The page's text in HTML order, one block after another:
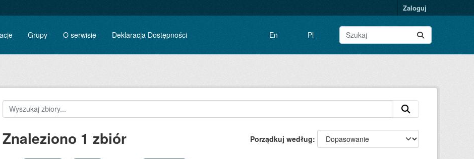
Zaloguj
Grupy O serwisie Deklaracja Dostępności En Pl
Porządkuj według
Znaleziono 1 zbiór